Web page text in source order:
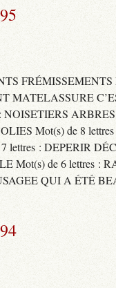
FRÉMISSEMENTS
MATELASSURE
NOISETIERS
Mot(s) de 8
lettres : DEPERIR
Mot(s) de 6 lettres :
QUI A ÉTÉ